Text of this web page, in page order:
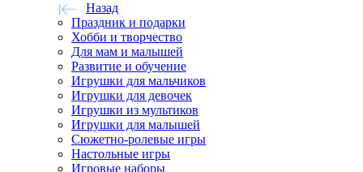
Назад
Праздник и подарки
Хобби и творчество
Для мам и малышей
Развитие и обучение
Игрушки для мальчиков
Игрушки для девочек
Игрушки из мультиков
Игрушки для малышей
Сюжетно-ролевые игры
Настольные игры
Игровые наборы